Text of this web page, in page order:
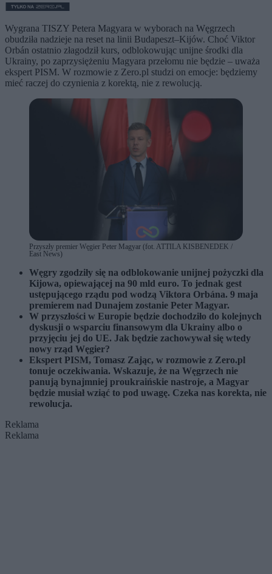
Wygrana TISZY Petera Magyara w wyborach na Węgrzech
obudziła nadzieje na reset na linii Budapeszt–Kijów. Choć Viktor
Orbán ostatnio złagodził kurs, odblokowując unijne środki dla
Ukrainy, po zaprzysiężeniu Magyara przełomu nie będzie – uważa
ekspert PISM. W rozmowie z Zero.pl studzi on emocje: będziemy
mieć raczej do czynienia z korektą, nie z rewolucją.
Przyszły premier Węgier Peter Magyar (fot. ATTILA KISBENEDEK /
East News)
Węgry zgodziły się na odblokowanie unijnej pożyczki dla
Kijowa, opiewającej na 90 mld euro. To jednak gest
ustępującego rządu pod wodzą Viktora Orbána. 9 maja
premierem nad Dunajem zostanie Peter Magyar.
W przyszłości w Europie będzie dochodziło do kolejnych
dyskusji o wsparciu finansowym dla Ukrainy albo o
przyjęciu jej do UE. Jak będzie zachowywał się wtedy
nowy rząd Węgier?
Ekspert PISM, Tomasz Zając, w rozmowie z Zero.pl
tonuje oczekiwania. Wskazuje, że na Węgrzech nie
panują bynajmniej proukraińskie nastroje, a Magyar
będzie musiał wziąć to pod uwagę. Czeka nas korekta, nie
rewolucja.
Reklama
Reklama